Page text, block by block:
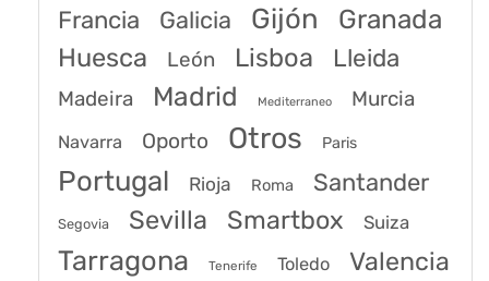
Francia Galicia Gijón Granada
Huesca León Lisboa Lleida
Madeira Madrid Mediterraneo Murcia
Navarra Oporto Otros Paris
Portugal Rioja Roma Santander
Segovia Sevilla Smartbox Suiza
Tarragona Tenerife Toledo Valencia